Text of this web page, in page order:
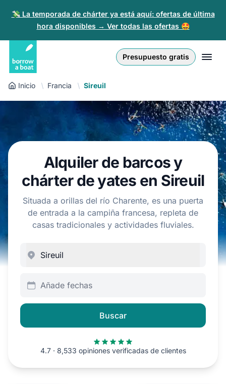
💸 La temporada de chárter ya está aquí: ofertas de última
hora disponibles → Ver todas las ofertas 🤩
Presupuesto gratis
Iniciar sesión
Regístrate
Para partners
Ayuda
€ EUR
Złoty
English (UK)
Nederlands
Español
Polski
Inicio Francia Sireuil
Alquiler de barcos y
chárter de yates en Sireuil
Situada a orillas del río Charente, es una puerta
de entrada a la campiña francesa, repleta de
casas tradicionales y actividades fluviales.
Añade fechas
Buscar
4.7 · 8,533 opiniones verificadas de clientes